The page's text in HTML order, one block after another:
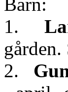
Barn:
1.
gården.
2.